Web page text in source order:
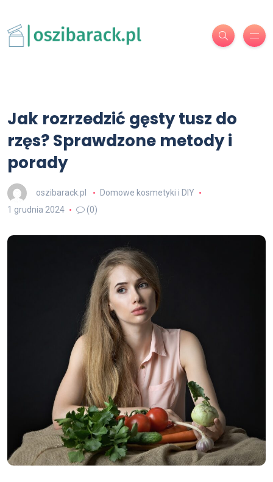
Jak rozrzedzić gęsty tusz do
rzęs? Sprawdzone metody i
porady
oszibarack.pl
Domowe kosmetyki i DIY
1 grudnia 2024
(0)